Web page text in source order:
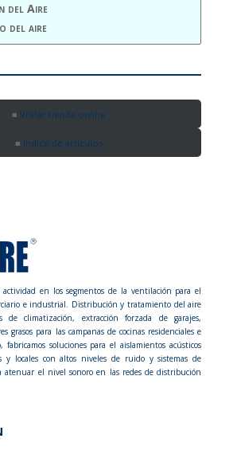
del Aire
del aire
Visitar tienda online
Índice de artículos
actividad en los segmentos de la ventilación para el
e industrial. Distribución y tratamiento del aire
de climatización, extracción forzada de garajes,
grasos para las campanas de cocinas residenciales e
fabricamos soluciones para el aislamientos acústicos
y locales con altos niveles de ruido y sistemas de
atenuar el nivel sonoro en las redes de distribución